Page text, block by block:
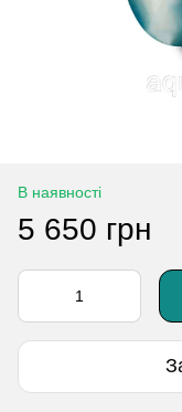
В наявності
5 650 грн